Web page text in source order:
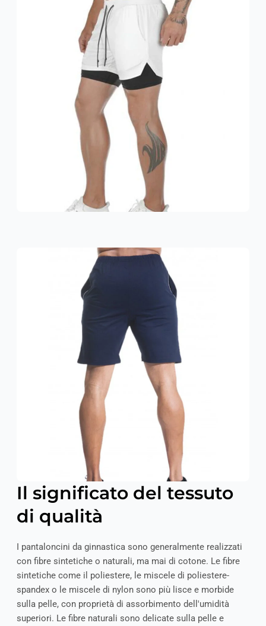
Il significato del tessuto
di qualità
I pantaloncini da ginnastica sono generalmente realizzati
con fibre sintetiche o naturali, ma mai di cotone. Le fibre
sintetiche come il poliestere, le miscele di poliestere-
spandex o le miscele di nylon sono più lisce e morbide
sulla pelle, con proprietà di assorbimento dell'umidità
superiori. Le fibre naturali sono delicate sulla pelle e